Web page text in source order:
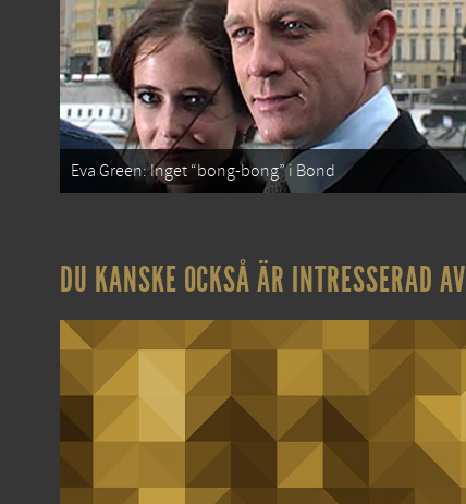
Eva Green: Inget “bong-bong” i Bond
DU KANSKE OCKSÅ ÄR INTRESSERAD AV